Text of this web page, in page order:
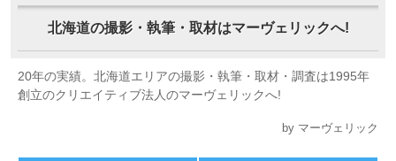
北海道の撮影・執筆・取材はマーヴェリックへ!
20年の実績。北海道エリアの撮影・執筆・取材・調査は1995年
創立のクリエイティブ法人のマーヴェリックへ!
by マーヴェリック